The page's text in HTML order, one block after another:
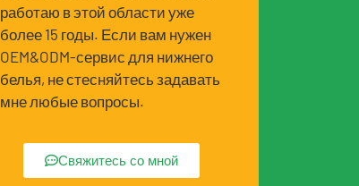
работаю в этой области уже
более 15 годы. Если вам нужен
OEM&ODM-сервис для нижнего
белья, не стесняйтесь задавать
мне любые вопросы.
Свяжитесь со мной